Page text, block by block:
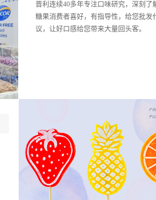
晋利连续40多年专注口味研究，深刻了
糖果消费者喜好，有指导性，给您批发
议，让好口感给您带来大量回头客。